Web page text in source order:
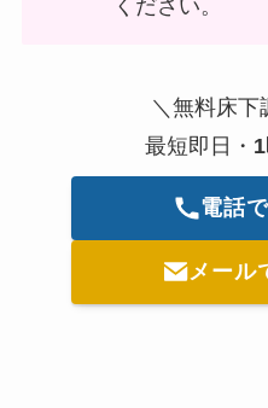
ください。
＼無料床下
最短即日・
電話
メール